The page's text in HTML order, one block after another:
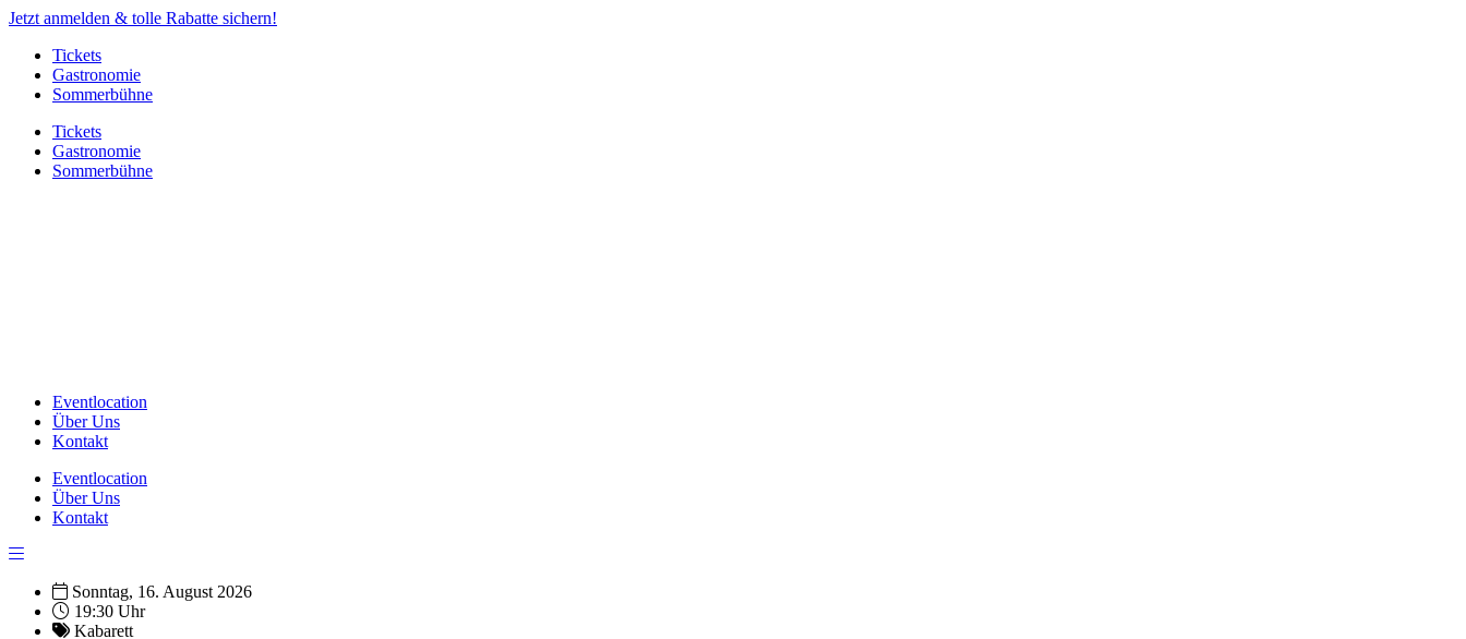
Jetzt anmelden & tolle Rabatte sichern!
Tickets
Gastronomie
Sommerbühne
Tickets
Gastronomie
Sommerbühne
Eventlocation
Über Uns
Kontakt
Eventlocation
Über Uns
Kontakt
Sonntag, 16. August 2026
19:30 Uhr
Kabarett